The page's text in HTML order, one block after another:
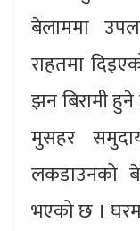
बेलाममा
राहतमा
झन बिरामी
मुसहर
लकडाउनको
भएको छ ।